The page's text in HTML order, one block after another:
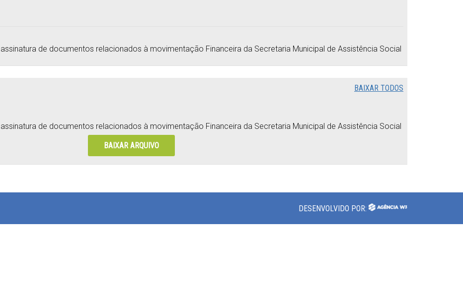
de documentos relacionados à movimentação Financeira da Secretaria Municipal de Assistência Social
BAIXAR TODOS
de documentos relacionados à movimentação Financeira da Secretaria Municipal de Assistência Social
BAIXAR ARQUIVO
DESENVOLVIDO POR: